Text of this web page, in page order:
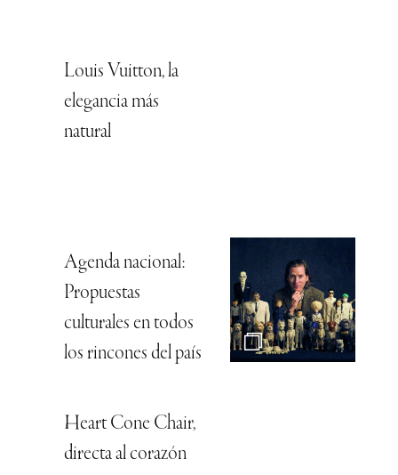
Louis Vuitton, la
elegancia más
natural
Agenda nacional:
Propuestas
culturales en todos
los rincones del país
Heart Cone Chair,
directa al corazón